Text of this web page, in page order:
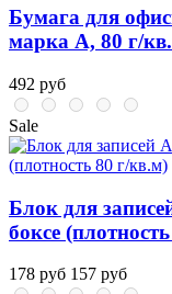
Бумага для
марка A, 80 г/
492 руб
Sale
Блок для
боксе
178 руб 157 руб